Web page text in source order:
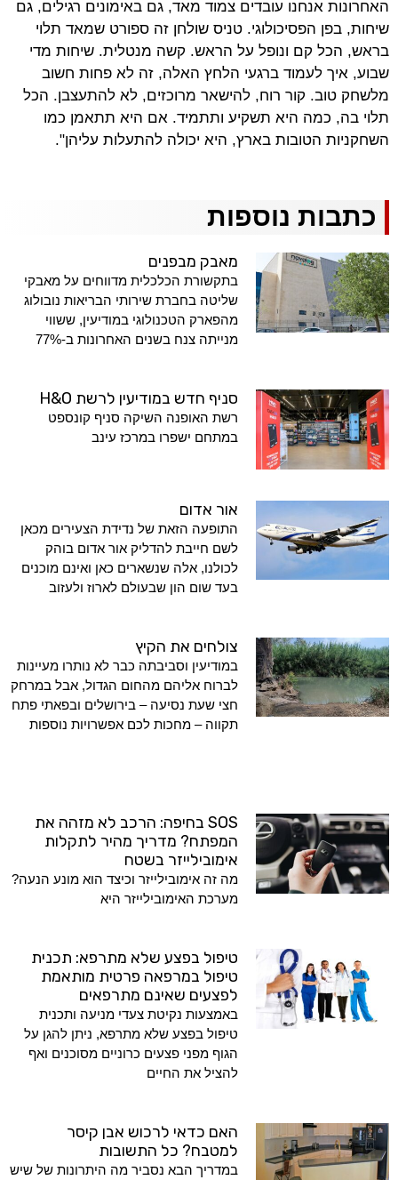
האחרונות אנחנו עובדים צמוד מאד, גם באימונים רגילים, גם
שיחות, בפן הפסיכולוגי. טניס שולחן זה ספורט שמאד תלוי
בראש, הכל קם ונופל על הראש. קשה מנטלית. שיחות מדי
שבוע, איך לעמוד ברגעי הלחץ האלה, זה לא פחות חשוב
מלשחק טוב. קור רוח, להישאר מרוכזים, לא להתעצבן. הכל
תלוי בה, כמה היא תשקיע ותתמיד. אם היא תתאמן כמו
השחקניות הטובות בארץ, היא יכולה להתעלות עליהן".
כתבות נוספות
מאבק מבפנים
בתקשורת הכלכלית מדווחים על מאבקי
שליטה בחברת שירותי הבריאות נובולוג
מהפארק הטכנולוגי במודיעין, ששווי
מנייתה צנח בשנים האחרונות ב-77%
סניף חדש במודיעין לרשת H&O
רשת האופנה השיקה סניף קונספט
במתחם ישפרו במרכז עינב
אור אדום
התופעה הזאת של נדידת הצעירים מכאן
לשם חייבת להדליק אור אדום בוהק
לכולנו, אלה שנשארים כאן ואינם מוכנים
בעד שום הון שבעולם לארוז ולעזוב
צולחים את הקיץ
במודיעין וסביבתה כבר לא נותרו מעיינות
לברוח אליהם מהחום הגדול, אבל במרחק
חצי שעת נסיעה – בירושלים ובפאתי פתח
תקווה – מחכות לכם אפשרויות נוספות
SOS בחיפה: הרכב לא מזהה את
המפתח? מדריך מהיר לתקלות
אימובילייזר בשטח
מה זה אימובילייזר וכיצד הוא מונע הנעה?
מערכת האימובילייזר היא
טיפול בפצע שלא מתרפא: תכנית
טיפול במרפאה פרטית מותאמת
לפצעים שאינם מתרפאים
באמצעות נקיטת צעדי מניעה ותכנית
טיפול בפצע שלא מתרפא, ניתן להגן על
הגוף מפני פצעים כרוניים מסוכנים ואף
להציל את החיים
האם כדאי לרכוש אבן קיסר
למטבח? כל התשובות
במדריך הבא נסביר מה היתרונות של שיש